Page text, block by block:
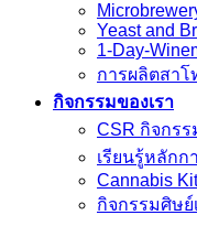
Yeast and
1-Day-
การผลิตสาโ
กิจกรรมของเรา
CSR กิจกรร
เรียนรู้หลักก
Cannabis
กิจกรรมศิษย์